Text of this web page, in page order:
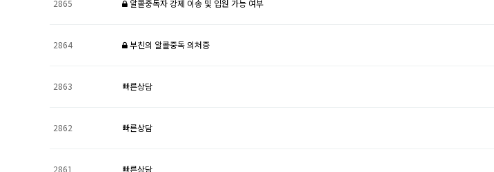
2865 알콜중독자 강제 이송 및 입원 가능 여부
2864 부친의 알콜중독 의처증
2863 빠른상담
2862 빠른상담
2861 빠른상담